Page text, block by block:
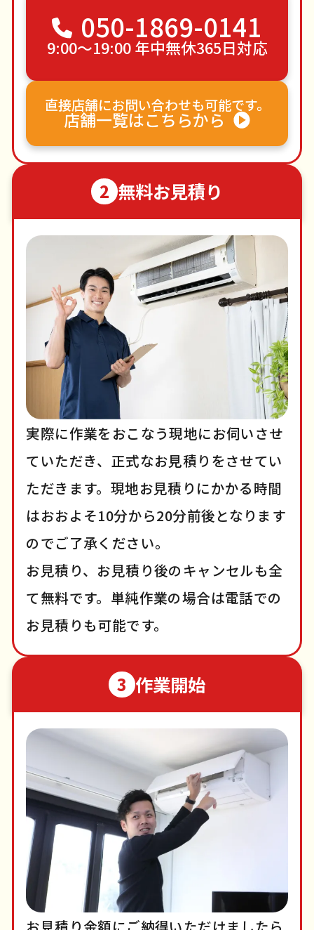
050-1869-0141
9:00〜19:00 年中無休365日対応
直接店舗にお問い合わせも可能です。
店舗一覧はこちらから
2 無料お見積り
実際に作業をおこなう現地にお伺いさせ
ていただき、正式なお見積りをさせてい
ただきます。現地お見積りにかかる時間
はおおよそ10分から20分前後となります
のでご了承ください。
お見積り、お見積り後のキャンセルも全
て無料です。単純作業の場合は電話での
お見積りも可能です。
3 作業開始